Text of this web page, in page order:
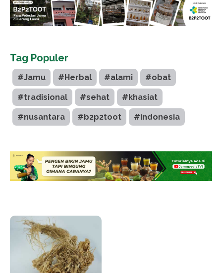
Tag Populer
#Jamu #Herbal #alami #obat
#tradisional #sehat #khasiat
#nusantara #b2p2toot #indonesia